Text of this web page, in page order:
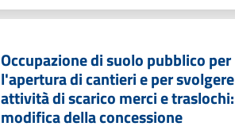
Occupazione di suolo pubblico per
l'apertura di cantieri e per svolgere
attività di scarico merci e traslochi:
modifica della concessione